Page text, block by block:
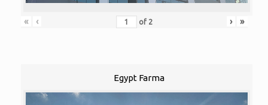
« ‹ of 2 › »
Egypt Farma